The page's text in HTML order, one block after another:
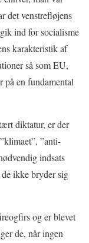
det venstrefløjens
ind for socialisme
karakteristik af
så som EU,
en fundamental
diktatur, er der
”anti-
indsats
ikke bryder sig
og er blevet
de, når ingen